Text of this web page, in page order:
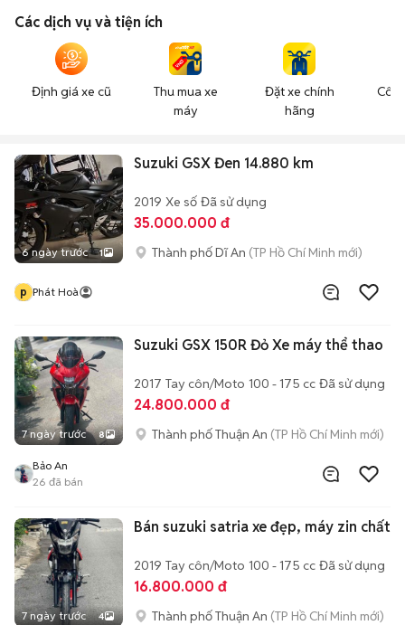
Các dịch vụ và tiện ích
Định giá xe cũ
Thu mua xe
máy
Đặt xe chính
hãng
6 ngày trước 1
Suzuki GSX Đen 14.880 km
2019 Xe số Đã sử dụng
35.000.000 đ
Thành phố Dĩ An (TP Hồ Chí Minh mới)
p Phát Hoà
7 ngày trước 8
Suzuki GSX 150R Đỏ Xe máy thể thao
2017 Tay côn/Moto 100 - 175 cc Đã sử dụng
24.800.000 đ
Thành phố Thuận An (TP Hồ Chí Minh mới)
Bảo An
26 đã bán
7 ngày trước 4
Bán suzuki satria xe đẹp, máy zin chất
2019 Tay côn/Moto 100 - 175 cc Đã sử dụng
16.800.000 đ
Thành phố Thuận An (TP Hồ Chí Minh mới)